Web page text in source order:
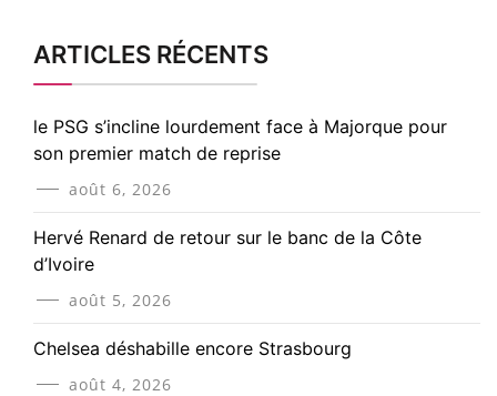
ARTICLES RÉCENTS
le PSG s’incline lourdement face à Majorque pour
son premier match de reprise
août 6, 2026
Hervé Renard de retour sur le banc de la Côte
d’Ivoire
août 5, 2026
Chelsea déshabille encore Strasbourg
août 4, 2026